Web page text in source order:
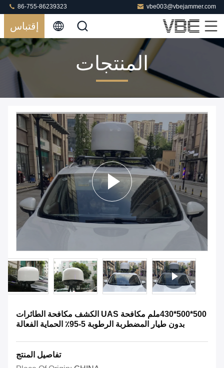
vbe003@vbejammer.com
86-755-86239323
إقتباس
المنتجات
500*500*430ملم مكافحة UAS الكشف مكافحة الطائرات
بدون طيار المضطربة الرطوبة 5-95٪ الحماية الفعالة
تفاصيل المنتج